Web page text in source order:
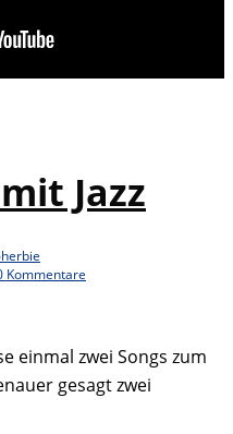
Jazz
herbie
Kommentare
einmal zwei Songs zum
gesagt zwei